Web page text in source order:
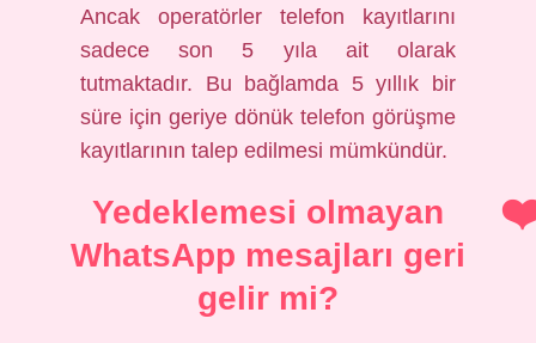
Ancak operatörler telefon kayıtlarını
sadece son 5 yıla ait olarak
tutmaktadır. Bu bağlamda 5 yıllık bir
süre için geriye dönük telefon görüşme
kayıtlarının talep edilmesi mümkündür.
Yedeklemesi olmayan
WhatsApp mesajları geri
gelir mi?